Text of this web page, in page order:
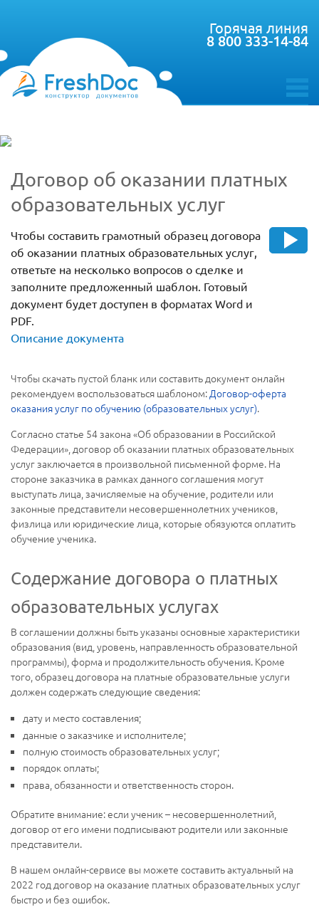
toggle
Горячая линия
8 800 333-14-84
Договор об оказании платных
образовательных услуг
Чтобы составить грамотный образец договора
об оказании платных образовательных услуг,
ответьте на несколько вопросов о сделке и
заполните предложенный шаблон. Готовый
документ будет доступен в форматах Word и
PDF.
Описание документа
Чтобы скачать пустой бланк или составить документ онлайн
рекомендуем воспользоваться шаблоном:Договор-оферта
оказания услуг по обучению (образовательных услуг).
Согласно статье 54 закона «Об образовании в Российской
Федерации», договор об оказании платных образовательных
услуг заключается в произвольной письменной форме. На
стороне заказчика в рамках данного соглашения могут
выступать лица, зачисляемые на обучение, родители или
законные представители несовершеннолетних учеников,
физлица или юридические лица, которые обязуются оплатить
обучение ученика.
Содержание договора о платных
образовательных услугах
В соглашении должны быть указаны основные характеристики
образования (вид, уровень, направленность образовательной
программы), форма и продолжительность обучения. Кроме
того, образец договора на платные образовательные услуги
должен содержать следующие сведения:
дату и место составления;
данные о заказчике и исполнителе;
полную стоимость образовательных услуг;
порядок оплаты;
права, обязанности и ответственность сторон.
Обратите внимание: если ученик – несовершеннолетний,
договор от его имени подписывают родители или законные
представители.
В нашем онлайн-сервисе вы можете составить актуальный на
2022 год договор на оказание платных образовательных услуг
быстро и без ошибок.